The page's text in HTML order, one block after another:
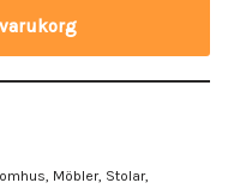
Möbler, Stolar,